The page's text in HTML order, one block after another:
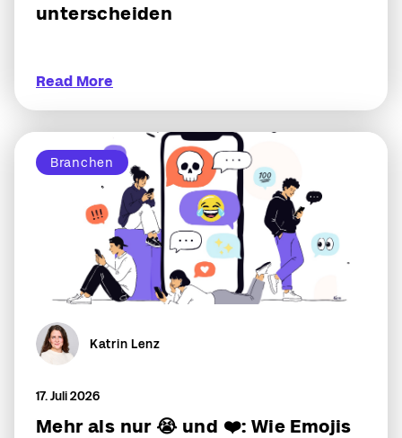
unterscheiden
Read More
Branchen
Katrin Lenz
17. Juli 2026
Mehr als nur 😭 und ❤️: Wie Emojis